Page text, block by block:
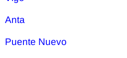
Anta
Puente Nuevo